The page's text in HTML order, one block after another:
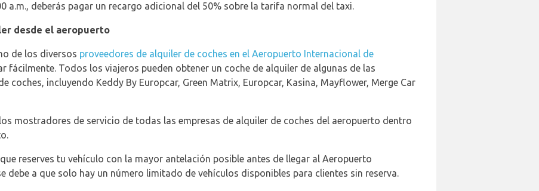
a.m., deberás pagar un recargo adicional del 50% sobre la tarifa normal del taxi.
desde el aeropuerto
de los diversos proveedores de alquiler de coches en el Aeropuerto Internacional de
fácilmente. Todos los viajeros pueden obtener un coche de alquiler de algunas de las
coches, incluyendo Keddy By Europcar, Green Matrix, Europcar, Kasina, Mayflower, Merge Car
mostradores de servicio de todas las empresas de alquiler de coches del aeropuerto dentro
reserves tu vehículo con la mayor antelación posible antes de llegar al Aeropuerto
debe a que solo hay un número limitado de vehículos disponibles para clientes sin reserva.